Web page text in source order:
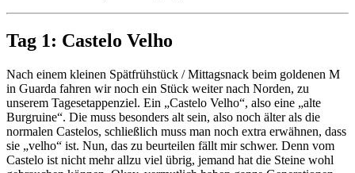
Tag 1: Castelo Velho
Nach einem kleinen Spätfrühstück / Mittagsnack beim goldenen M
in Guarda fahren wir noch ein Stück weiter nach Norden, zu
unserem Tagesetappenziel. Ein „Castelo Velho“, also eine „alte
Burgruine“. Die muss besonders alt sein, also noch älter als die
normalen Castelos, schließlich muss man noch extra erwähnen, dass
sie „velho“ ist. Nun, das zu beurteilen fällt mir schwer. Denn vom
Castelo ist nicht mehr allzu viel übrig, jemand hat die Steine wohl